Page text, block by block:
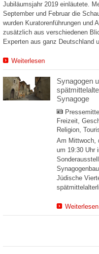
Jubiläumsjahr 2019 einläutete.
September und Februar die
wurden Kuratorenführungen und
zusätzlich aus verschiedenen
Experten aus ganz Deutschland
Weiterlesen
Synagogen
Synagoge
Freizeit,
Religion,
Am Mittwoch,
um 19:30 Uhr
Jüdische
Weiterlesen